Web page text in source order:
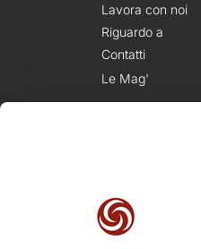
Lavora con noi
Riguardo a
Contatti
Le Mag'